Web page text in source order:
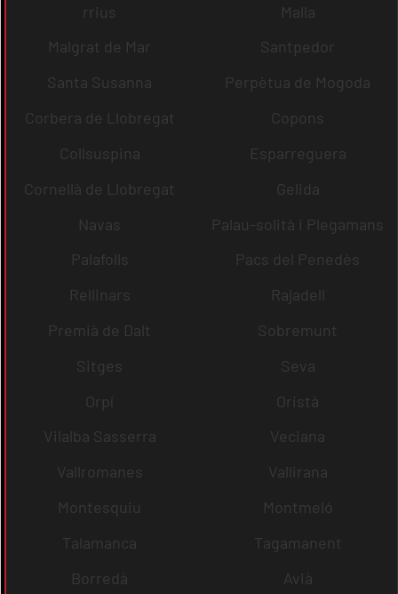
rrius
Malla
Malgrat de Mar
Santpedor
Santa Susanna
Perpètua de Mogoda
Corbera de Llobregat
Copons
Collsuspina
Esparreguera
Cornellà de Llobregat
Gelida
Navas
Palau-solità i Plegamans
Palafolls
Pacs del Penedès
Rellinars
Rajadell
Premià de Dalt
Sobremunt
Sitges
Seva
Orpí
Oristà
Vilalba Sasserra
Veciana
Vallromanes
Vallirana
Montesquiu
Montmeló
Talamanca
Tagamanent
Borredà
Avià